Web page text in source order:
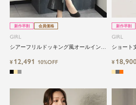
新作早割 会員価格
GIRL
シアーフリルドッキング風オールインワ
¥ 12,491 10%OFF
新作早割
GIRL
ショート
¥